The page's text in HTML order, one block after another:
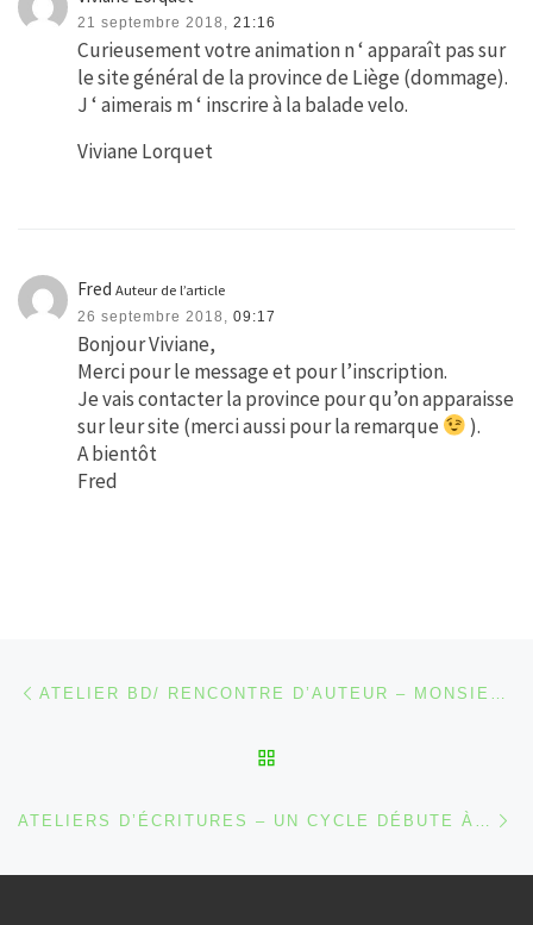
21 septembre 2018, 21:16
Curieusement votre animation n ‘ apparaît pas sur
le site général de la province de Liège (dommage).
J ‘ aimerais m ‘ inscrire à la balade velo.
Viviane Lorquet
Fred Auteur de l’article
26 septembre 2018, 09:17
Bonjour Viviane,
Merci pour le message et pour l’inscription.
Je vais contacter la province pour qu’on apparaisse
sur leur site (merci aussi pour la remarque
).
A bientôt
Fred
Parcourir les articles